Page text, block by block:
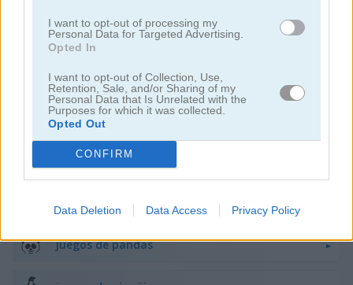
I want to opt-out of processing my
Personal Data for Targeted Advertising.
Opted In
I want to opt-out of Collection, Use,
Retention, Sale, and/or Sharing of my
Personal Data that Is Unrelated with the
Purposes for which it was collected.
Opted Out
CONFIRM
Data Deletion Data Access Privacy Policy
juegos de pesca
juegos de flappy bird
juegos de ranas
juegos de caballos
juegos de monos
juegos de pandas